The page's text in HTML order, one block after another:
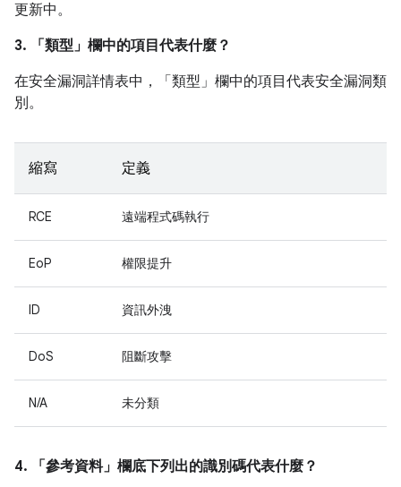
更新中。
3. 「類型」 欄中的項目代表什麼？
在安全漏洞詳情表中，「類型」 欄中的項目代表安全漏洞類
別。
縮寫 定義
RCE 遠端程式碼執行
EoP 權限提升
ID 資訊外洩
DoS 阻斷攻擊
N/A 未分類
4. 「參考資料」 欄底下列出的識別碼代表什麼？